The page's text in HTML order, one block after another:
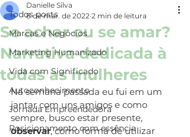
Todos posts
Marcas e Negócios
Marketing Humanizado
Vida com Significado
Autoconhecimento
Jornada Empreendedora
Posicionamento com essência
Se achar ou se amar?
Narrativa dedicada à
todas as mulheres
Danielle Silva
8 de mar. de 2022 2 min de leitura
Na semana passada eu fui em um
jantar com uns amigos e como
sempre, busco estar presente,
observar, como forma de utilizar